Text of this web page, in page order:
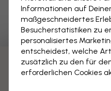
Zeigt Seite 1
Weitere Kategorien
Informationen auf
maßgeschneidertes
Besucherstatistiken zu
personalisiertes
entscheidest, welche
zusätzlich zu den für
erforderlichen Cookies